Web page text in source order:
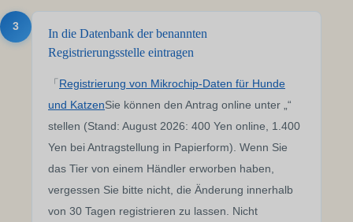
3
In die Datenbank der benannten
Registrierungsstelle eintragen
「 Registrierung von Mikrochip-Daten für Hunde
und KatzenSie können den Antrag online unter „“
stellen (Stand: August 2026: 400 Yen online, 1.400
Yen bei Antragstellung in Papierform). Wenn Sie
das Tier von einem Händler erworben haben,
vergessen Sie bitte nicht, die Änderung innerhalb
von 30 Tagen registrieren zu lassen. Nicht